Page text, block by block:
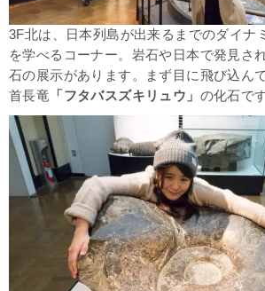
3F北は、日本列島が出来るまでのダイナ
を学べるコーナー。岩石や日本で発見さ
石の展示があります。まず目に飛び込ん
首長竜 「フタバスズキリュウ」 の化石です